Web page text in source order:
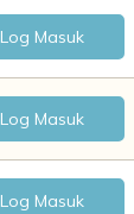
Log Masuk
Log Masuk
Log Masuk